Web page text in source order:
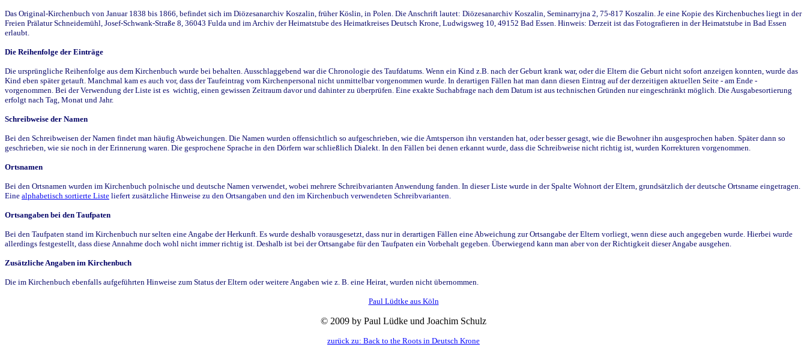
Das Original-Kirchenbuch von Januar 1838 bis 1866, befindet sich im Diözesanarchiv Koszalin, früher Köslin, in Polen. Die Anschrift lautet: Diözesanarchiv Koszalin, Seminarryjna 2, 75-817 Koszalin. Je eine Kopie des Kirchenbuches liegt in der
Freien Prälatur Schneidemühl, Josef-Schwank-Straße 8, 36043 Fulda und im Archiv der Heimatstube des Heimatkreises Deutsch Krone, Ludwigsweg 10, 49152 Bad Essen. Hinweis: Derzeit ist das Fotografieren in der Heimatstube in Bad Essen
erlaubt.
Die Reihenfolge der Einträge
Die ursprüngliche Reihenfolge aus dem Kirchenbuch wurde bei behalten. Ausschlaggebend war die Chronologie des Taufdatums. Wenn ein Kind z.B. nach der Geburt krank war, oder die Eltern die Geburt nicht sofort anzeigen konnten, wurde das
Kind eben später getauft. Manchmal kam es auch vor, dass der Taufeintrag vom Kirchenpersonal nicht unmittelbar vorgenommen wurde. In derartigen Fällen hat man dann diesen Eintrag auf der derzeitigen aktuellen Seite - am Ende -
vorgenommen. Bei der Verwendung der Liste ist es wichtig, einen gewissen Zeitraum davor und dahinter zu überprüfen. Eine exakte Suchabfrage nach dem Datum ist aus technischen Gründen nur eingeschränkt möglich. Die Ausgabesortierung
erfolgt nach Tag, Monat und Jahr.
Schreibweise der Namen
Bei den Schreibweisen der Namen findet man häufig Abweichungen. Die Namen wurden offensichtlich so aufgeschrieben, wie die Amtsperson ihn verstanden hat, oder besser gesagt, wie die Bewohner ihn ausgesprochen haben. Später dann so
geschrieben, wie sie noch in der Erinnerung waren. Die gesprochene Sprache in den Dörfern war schließlich Dialekt. In den Fällen bei denen erkannt wurde, dass die Schreibweise nicht richtig ist, wurden Korrekturen vorgenommen.
Ortsnamen
Bei den Ortsnamen wurden im Kirchenbuch polnische und deutsche Namen verwendet, wobei mehrere Schreibvarianten Anwendung fanden. In dieser Liste wurde in der Spalte Wohnort der Eltern, grundsätzlich der deutsche Ortsname eingetragen.
Eine alphabetisch sortierte Liste liefert zusätzliche Hinweise zu den Ortsangaben und den im Kirchenbuch verwendeten Schreibvarianten.
Ortsangaben bei den Taufpaten
Bei den Taufpaten stand im Kirchenbuch nur selten eine Angabe der Herkunft. Es wurde deshalb vorausgesetzt, dass nur in derartigen Fällen eine Abweichung zur Ortsangabe der Eltern vorliegt, wenn diese auch angegeben wurde. Hierbei wurde
allerdings festgestellt, dass diese Annahme doch wohl nicht immer richtig ist. Deshalb ist bei der Ortsangabe für den Taufpaten ein Vorbehalt gegeben. Überwiegend kann man aber von der Richtigkeit dieser Angabe ausgehen.
Zusätzliche Angaben im Kirchenbuch
Die im Kirchenbuch ebenfalls aufgeführten Hinweise zum Status der Eltern oder weitere Angaben wie z. B. eine Heirat, wurden nicht übernommen.
Paul Lüdtke aus Köln
© 2009 by Paul Lüdke und Joachim Schulz
zurück zu: Back to the Roots in Deutsch Krone